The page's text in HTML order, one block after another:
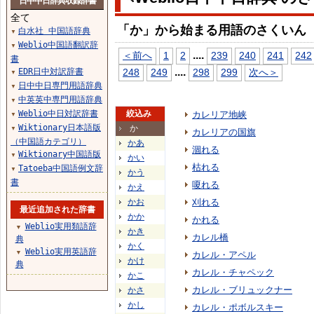
「か」から始まる用語のさくいん
＜前へ 1 2 .... 239 240 241
242
248
249 .... 298 299 次へ＞
絞込み
か
かあ
かい
かう
かえ
かお
かか
かき
かく
かけ
かこ
かさ
かし
カレリア地峡
カレリアの国旗
涸れる
枯れる
嗄れる
刈れる
かれる
カレル橋
カレル・アペル
カレル・チャペック
カレル・ブリュックナー
カレル・ポボルスキー
全て
▼ 白水社 中国語辞典
▼ Weblio中国語翻訳辞
書
▼ EDR日中対訳辞書
▼ 日中中日専門用語辞典
▼ 中英英中専門用語辞典
▼ Weblio中日対訳辞書
▼ Wiktionary日本語版
（中国語カテゴリ）
▼ Wiktionary中国語版
▼ Tatoeba中国語例文辞
書
最近追加された辞書
▼
Weblio実用類語辞
典
▼
Weblio実用英語辞
典